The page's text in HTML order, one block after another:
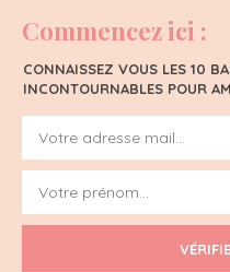
Commencez ici :
CONNAISSEZ VOUS LES 10
INCONTOURNABLES POUR